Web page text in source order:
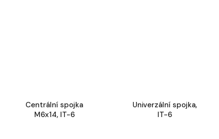
Centrální spojka
M6x14, IT-6
Univerzální spojka,
IT-6